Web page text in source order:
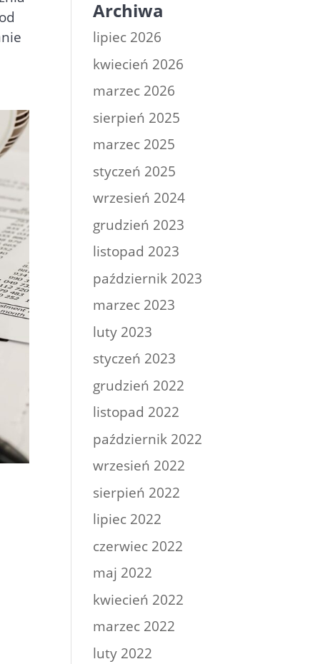
Archiwa
lipiec 2026
kwiecień 2026
marzec 2026
sierpień 2025
marzec 2025
styczeń 2025
wrzesień 2024
grudzień 2023
listopad 2023
październik 2023
marzec 2023
luty 2023
styczeń 2023
grudzień 2022
listopad 2022
październik 2022
wrzesień 2022
sierpień 2022
lipiec 2022
czerwiec 2022
maj 2022
kwiecień 2022
marzec 2022
luty 2022